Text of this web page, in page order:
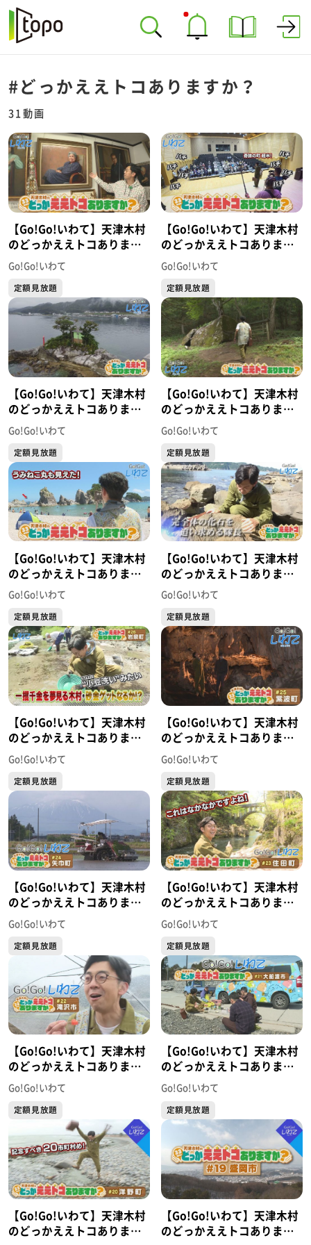
#どっかええトコありますか？
31動画
【Go!Go!いわて】天津木村
のどっかええトコあります
か？ #32 平泉町
Go!Go!いわて
定額見放題
【Go!Go!いわて】天津木村
のどっかええトコあります
か？ #31 軽米町
Go!Go!いわて
定額見放題
【Go!Go!いわて】天津木村
のどっかええトコあります
か？ #30 大槌町
Go!Go!いわて
定額見放題
【Go!Go!いわて】天津木村
のどっかええトコあります
か？ #29 花巻市
Go!Go!いわて
定額見放題
【Go!Go!いわて】天津木村
のどっかええトコあります
か？ #28 宮古市
Go!Go!いわて
定額見放題
【Go!Go!いわて】天津木村
のどっかええトコあります
か？ #27 田野畑村
Go!Go!いわて
定額見放題
【Go!Go!いわて】天津木村
のどっかええトコあります
か？ #26 岩泉町
Go!Go!いわて
定額見放題
【Go!Go!いわて】天津木村
のどっかええトコあります
か？ #25 紫波町
Go!Go!いわて
定額見放題
【Go!Go!いわて】天津木村
のどっかええトコあります
か？ #24 矢巾町
Go!Go!いわて
定額見放題
【Go!Go!いわて】天津木村
のどっかええトコあります
か？ #23 住田町
Go!Go!いわて
定額見放題
【Go!Go!いわて】天津木村
のどっかええトコあります
か？ #22 滝沢市
Go!Go!いわて
定額見放題
【Go!Go!いわて】天津木村
のどっかええトコあります
か？ #21 大船渡市
Go!Go!いわて
定額見放題
【Go!Go!いわて】天津木村
のどっかええトコあります
【Go!Go!いわて】天津木村
のどっかええトコあります